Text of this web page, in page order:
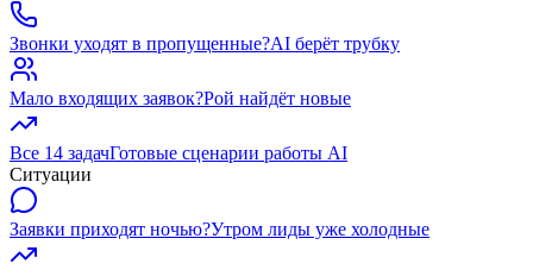
Звонки уходят в пропущенные?AI берёт трубку
Мало входящих заявок?Рой найдёт новые
Все 14 задачГотовые сценарии работы AI
Ситуации
Заявки приходят ночью?Утром лиды уже холодные